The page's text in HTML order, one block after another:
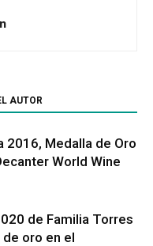
AUTOR
2016, Medalla de Oro
World Wine
de Familia Torres
oro en el